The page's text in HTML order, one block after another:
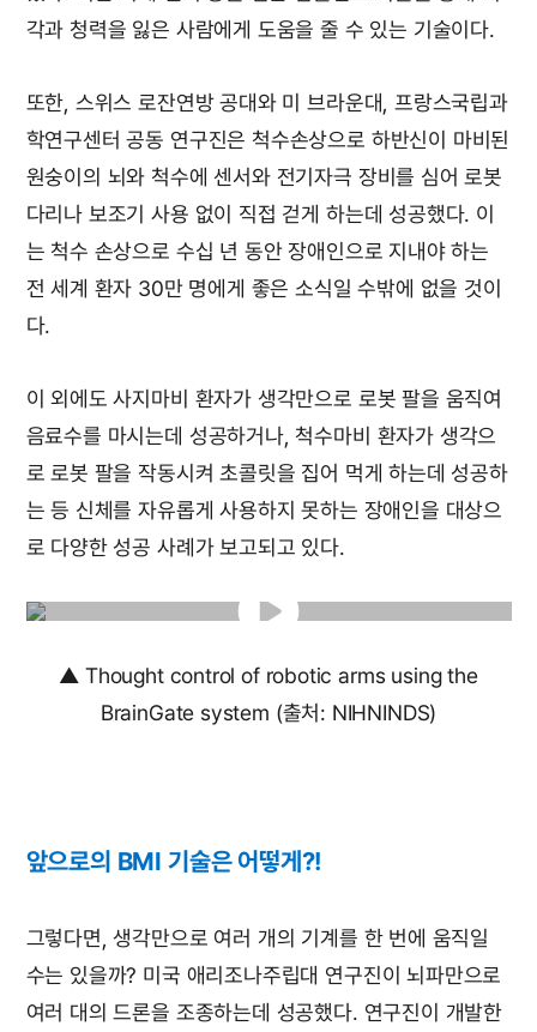
각과 청력을 잃은 사람에게 도움을 줄 수 있는 기술이다.
또한, 스위스 로잔연방 공대와 미 브라운대, 프랑스국립과
학연구센터 공동 연구진은 척수손상으로 하반신이 마비된
원숭이의 뇌와 척수에 센서와 전기자극 장비를 심어 로봇
다리나 보조기 사용 없이 직접 걷게 하는데 성공했다. 이
는 척수 손상으로 수십 년 동안 장애인으로 지내야 하는
전 세계 환자 30만 명에게 좋은 소식일 수밖에 없을 것이
다.
이 외에도 사지마비 환자가 생각만으로 로봇 팔을 움직여
음료수를 마시는데 성공하거나, 척수마비 환자가 생각으
로 로봇 팔을 작동시켜 초콜릿을 집어 먹게 하는데 성공하
는 등 신체를 자유롭게 사용하지 못하는 장애인을 대상으
로 다양한 성공 사례가 보고되고 있다.
▲ Thought control of robotic arms using the
BrainGate system (출처: NIHNINDS)
앞으로의 BMI 기술은 어떻게?!
그렇다면, 생각만으로 여러 개의 기계를 한 번에 움직일
수는 있을까? 미국 애리조나주립대 연구진이 뇌파만으로
여러 대의 드론을 조종하는데 성공했다. 연구진이 개발한